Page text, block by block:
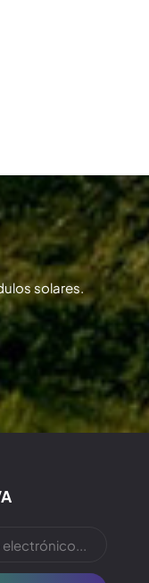
solares.